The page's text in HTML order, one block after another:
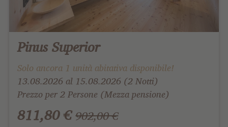
Pinus Superior
Solo ancora 1 unità abitativa disponibile!
13.08.2026 al 15.08.2026 (2 Notti)
Prezzo per 2 Persone (Mezza pensione)
811,80 € 902,00 €